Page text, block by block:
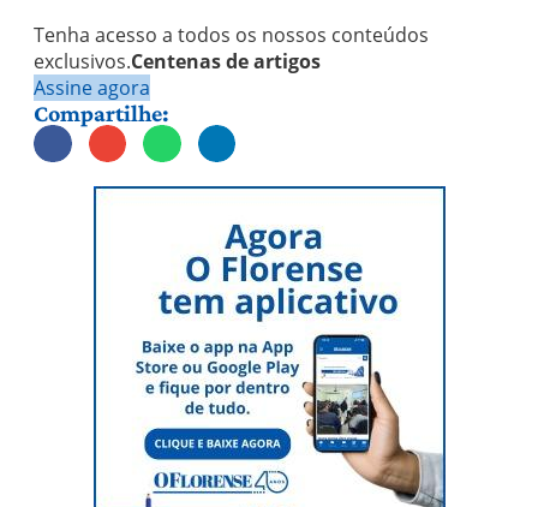
Tenha acesso a todos os nossos conteúdos
exclusivos.Centenas de artigos
Assine agora
Compartilhe: